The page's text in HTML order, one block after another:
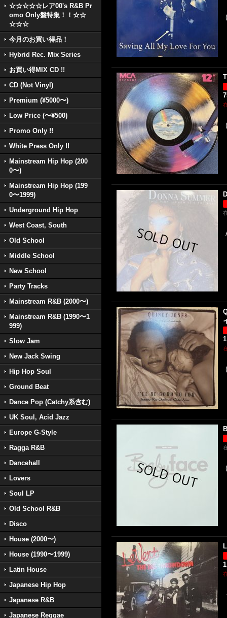
☆☆☆☆☆レア00's R&B Pr
omo Only盤特集！！☆☆
☆☆☆
今月のお買い得品！
Hybrid Rec. Mix Series
お買い得MIX CD !!
CD (Not Vinyl)
Premium (¥5000〜)
Low Price (〜¥500)
Promo Only !!
White Press Only !!
Mainstream Hip Hop (200
0〜)
Mainstream Hip Hop (199
0〜1999)
Underground Hip Hop
West Coast, South
Old School
Middle School
New School
Party Tracks
Mainstream R&B (2000〜)
Mainstream R&B (1990〜1
999)
Slow Jam
New Jack Swing
Hip Hop Soul
Ground Beat
Dance Pop (Catchy系含む)
UK Soul, Acid Jazz
Europe G-Style
Ragga R&B
Dancehall
Lovers
Soul LP
Old School R&B
Disco
House (2000〜)
House (1990〜1999)
Latin House
Japanese Hip Hop
Japanese R&B
Japanese Reggae